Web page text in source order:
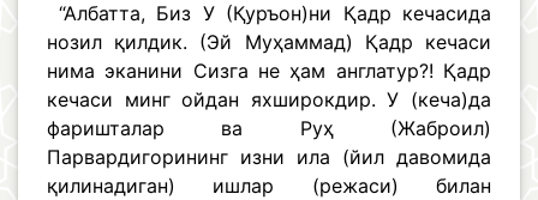
“Албатта, Биз У (Қуръон)ни Қадр кечасида
нозил қилдик. (Эй Муҳаммад) Қадр кечаси
нима эканини Сизга не ҳам англатур?! Қадр
кечаси минг ойдан яxширокдир. У (кеча)да
фаришталар ва Руҳ (Жаброил)
Парвардигорининг изни ила (йил давомида
қилинадиган) ишлар (режаси) билан